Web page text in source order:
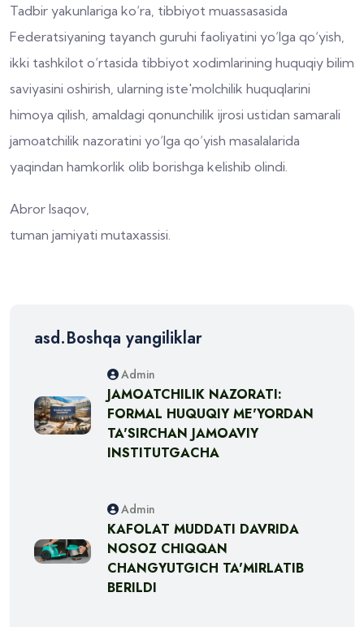
Tadbir yakunlariga ko‘ra, tibbiyot muassasasida
Federatsiyaning tayanch guruhi faoliyatini yo‘lga qo‘yish,
ikki tashkilot o‘rtasida tibbiyot xodimlarining huquqiy bilim
saviyasini oshirish, ularning iste'molchilik huquqlarini
himoya qilish, amaldagi qonunchilik ijrosi ustidan samarali
jamoatchilik nazoratini yo‘lga qo‘yish masalalarida
yaqindan hamkorlik olib borishga kelishib olindi.
Abror Isaqov,
tuman jamiyati mutaxassisi.
asd.Boshqa yangiliklar
Admin
JAMOATCHILIK NAZORATI:
FORMAL HUQUQIY ME'YORDAN
TA'SIRCHAN JAMOAVIY
INSTITUTGACHA
Admin
KAFOLAT MUDDATI DAVRIDA
NOSOZ CHIQQAN
CHANGYUTGICH TA'MIRLATIB
BERILDI